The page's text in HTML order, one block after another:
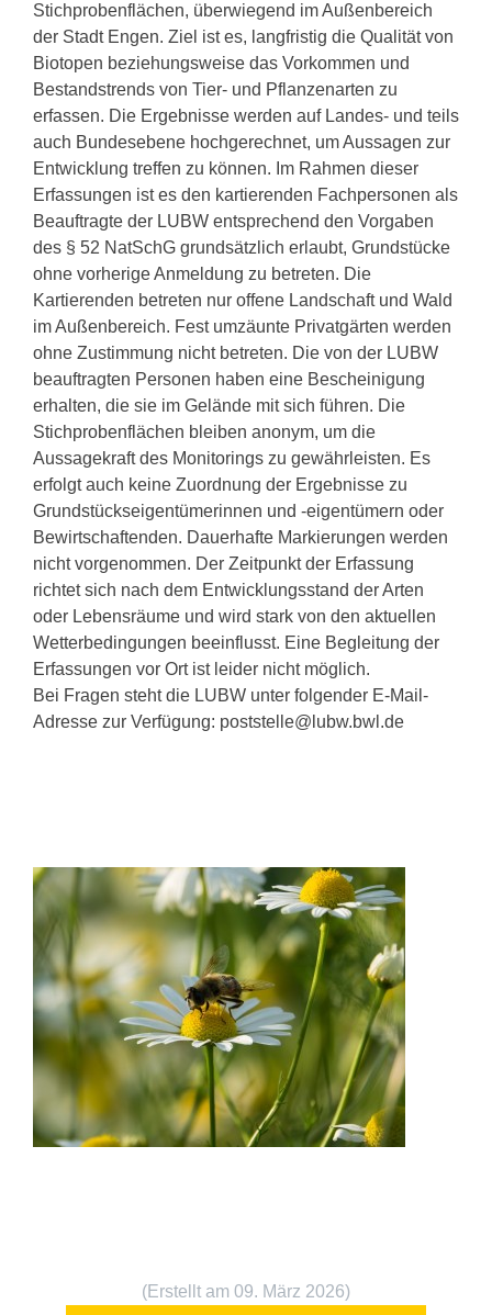
Stichprobenflächen, überwiegend im Außenbereich
der Stadt Engen. Ziel ist es, langfristig die Qualität von
Biotopen beziehungsweise das Vorkommen und
Bestandstrends von Tier- und Pflanzenarten zu
erfassen. Die Ergebnisse werden auf Landes- und teils
auch Bundesebene hochgerechnet, um Aussagen zur
Entwicklung treffen zu können. Im Rahmen dieser
Erfassungen ist es den kartierenden Fachpersonen als
Beauftragte der LUBW entsprechend den Vorgaben
des § 52 NatSchG grundsätzlich erlaubt, Grundstücke
ohne vorherige Anmeldung zu betreten. Die
Kartierenden betreten nur offene Landschaft und Wald
im Außenbereich. Fest umzäunte Privatgärten werden
ohne Zustimmung nicht betreten. Die von der LUBW
beauftragten Personen haben eine Bescheinigung
erhalten, die sie im Gelände mit sich führen. Die
Stichprobenflächen bleiben anonym, um die
Aussagekraft des Monitorings zu gewährleisten. Es
erfolgt auch keine Zuordnung der Ergebnisse zu
Grundstückseigentümerinnen und -eigentümern oder
Bewirtschaftenden. Dauerhafte Markierungen werden
nicht vorgenommen. Der Zeitpunkt der Erfassung
richtet sich nach dem Entwicklungsstand der Arten
oder Lebensräume und wird stark von den aktuellen
Wetterbedingungen beeinflusst. Eine Begleitung der
Erfassungen vor Ort ist leider nicht möglich.
Bei Fragen steht die LUBW unter folgender E-Mail-
Adresse zur Verfügung: poststelle@lubw.bwl.de
(Erstellt am 09. März 2026)